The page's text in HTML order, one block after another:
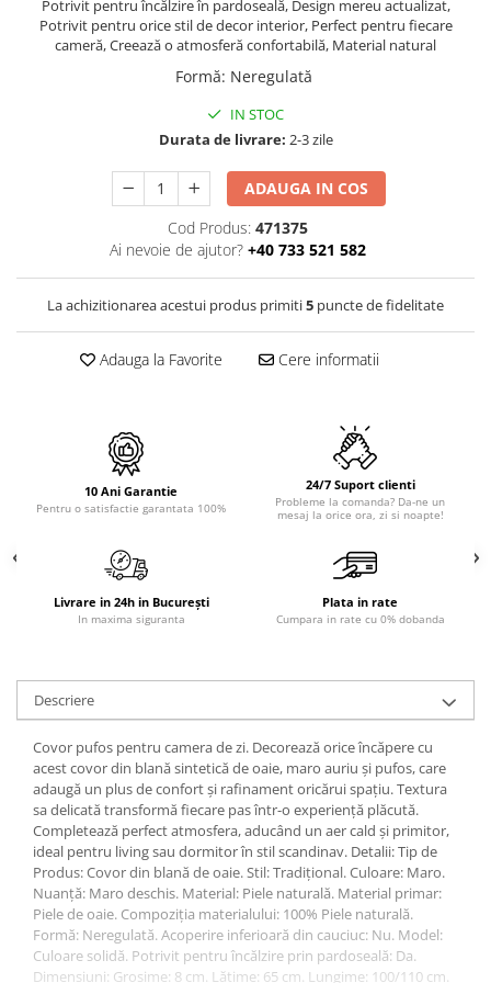
QUADRIX
QUADRIX COMPOZIT
SETURI CHIUVETA DE BUCATARIE SI
SIFOANE MONARCH
SITE / COSURI INOX
STRICTO
STYLUX
TOCATOARE
Electrocasnice pentru bucătărie
Mixere și blendere
Sisteme pentru apa pură
Potrivit pentru încălzire în pardoseală, Design mereu actualizat,
Potrivit pentru orice stil de decor interior, Perfect pentru fiecare
cameră, Creează o atmosferă confortabilă, Material natural
Formă: Neregulată
IN STOC
Durata de livrare: 2-3 zile
ADAUGA IN COS
Cod Produs: 471375
Ai nevoie de ajutor? +40 733 521 582
La achizitionarea acestui produs primiti5 puncte de fidelitate
Adauga la Favorite Cere informatii
10 Ani Garantie
Pentru o satisfactie garantata 100%
24/7 Suport clienti
Probleme la comanda? Da-ne un
mesaj la orice ora, zi si noapte!
Livrare in 24h in București
In maxima siguranta
Plata in rate
Cumpara in rate cu 0% dobanda
Descriere
Covor pufos pentru camera de zi. Decorează orice încăpere cu
acest covor din blană sintetică de oaie, maro auriu și pufos, care
adaugă un plus de confort și rafinament oricărui spațiu. Textura
sa delicată transformă fiecare pas într-o experiență plăcută.
Completează perfect atmosfera, aducând un aer cald și primitor,
ideal pentru living sau dormitor în stil scandinav. Detalii: Tip de
Produs: Covor din blană de oaie. Stil: Tradițional. Culoare: Maro.
Nuanță: Maro deschis. Material: Piele naturală. Material primar:
Piele de oaie. Compoziția materialului: 100% Piele naturală.
Formă: Neregulată. Acoperire inferioară din cauciuc: Nu. Model:
Culoare solidă. Potrivit pentru încălzire prin pardoseală: Da.
Dimensiuni: Grosime: 8 cm. Lățime: 65 cm. Lungime: 100/110 cm.